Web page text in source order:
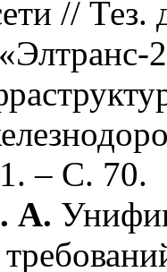
//
– С. 70.
А.